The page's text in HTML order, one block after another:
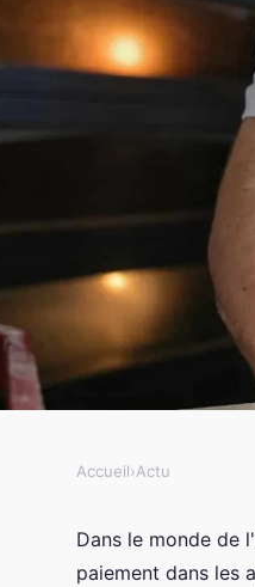
de
Accueil›Actu
Dans le monde de
paiement dans les